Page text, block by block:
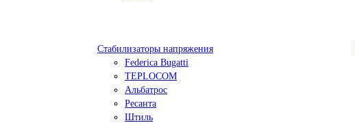
Стабилизаторы напряжения
Federica Bugatti
TEPLOCOM
Альбатрос
Ресанта
Штиль